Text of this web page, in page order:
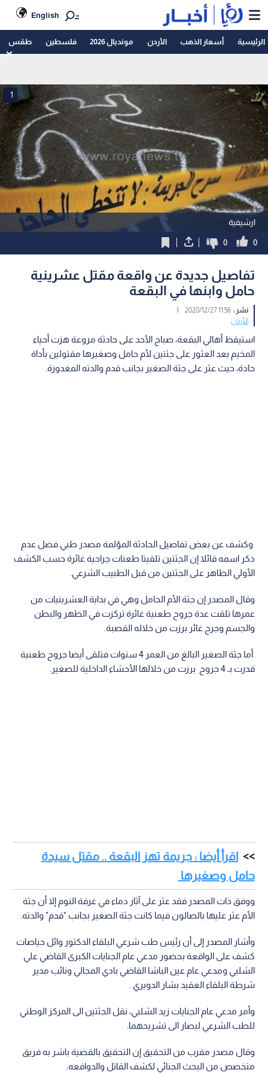
English
الرئيسية أسعار الذهب الأردن مونديال 2026 فلسطين طقس
ارشيفية
1
0
0
تفاصيل جديدة عن واقعة مقتل عشرينية
حامل وابنها في البقعة
نشر :11:56 2020/12/27
|
الأردن
استيقظ أهالي البقعة، صباح الأحد على حادثة مروعة هزت أحياء
المخيم بعد العثور على جثتين لأم حامل وصغيرها مقتولين بأداة
حادة، حيث عثر على جثة الصغير بجانب قدم والدته المغدورة.
وكشف عن بعض تفاصيل الحادثة المؤلمة مصدر طبي فضل عدم
ذكر اسمه قائلا إن الجثتين تلقيتا طعنات جراحية غائرة حسب الكشف
الأولي الظاهر على الجثتين من قبل الطبيب الشرعي.
وقال المصدر إن جثة الأم الحامل وهي في بداية العشرينيات من
عمرها تلقت عدة جروح طعنية غائرة تركزت في الظهر والبطن
والجسم وجرح غائر برزت من خلاله القصبة.
أما جثة الصغير البالغ من العمر 4 سنوات فتلقى أيضا جروح طعنية
قدرت بـ 4 جروح برزت من خلالها الأحشاء الداخلية للصغير.
اقرأ أيضا : جريمة تهز البقعة .. مقتل سيدة
حامل وصغيرها
ووفق ذات المصدر فقد عثر على آثار دماء في غرفة النوم إلا أن جثة
الأم عثر عليها بالصالون فيما كانت جثة الصغير بجانب "قدم" والدته.
وأشار المصدر إلى أن رئيس طب شرعي البلقاء الدكتور وائل حياصات
كشف على الواقعة بحضور مدعي عام الجنايات الكبرى القاضي علي
الشلبي ومدعي عام عين الباشا القاضي بادي المجالي ونائب مدير
شرطة البلقاء العقيد بشار الدويري .
وأمر مدعي عام الجنايات زيد الشلبي، نقل الجثتين الى المركز الوطني
للطب الشرعي ليصار الى تشريحهما.
وقال مصدر مقرب من التحقيق إن التحقيق بالقضية باشر به فريق
متخصص من البحث الجنائي لكشف القاتل والدوافعه.